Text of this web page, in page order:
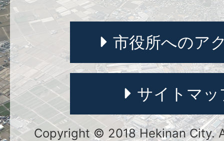
市役所へのア
サイトマッ
Copyright © 2018 Hekinan City.